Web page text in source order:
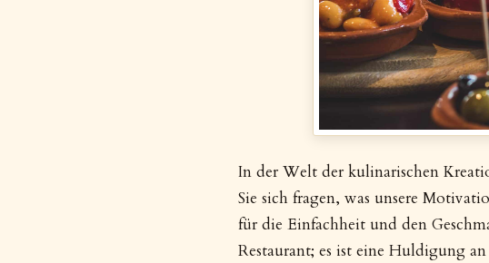
In der Welt der kulinarischen
Sie sich fragen, was unsere
für die Einfachheit und den
Restaurant; es ist eine Huldigung